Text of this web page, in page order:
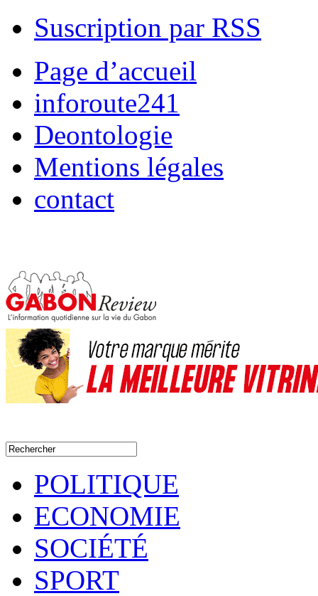
Suscription par RSS
Page d’accueil
inforoute241
Deontologie
Mentions légales
contact
POLITIQUE
ECONOMIE
SOCIÉTÉ
SPORT